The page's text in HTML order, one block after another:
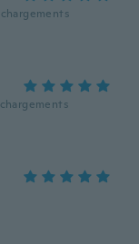
chargements
chargements